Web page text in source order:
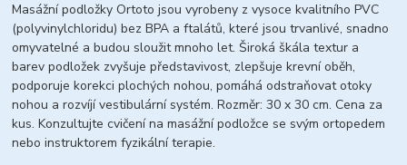
Masážní podložky Ortoto jsou vyrobeny z vysoce kvalitního PVC
(polyvinylchloridu) bez BPA a ftalátů, které jsou trvanlivé, snadno
omyvatelné a budou sloužit mnoho let. Široká škála textur a
barev podložek zvyšuje představivost, zlepšuje krevní oběh,
podporuje korekci plochých nohou, pomáhá odstraňovat otoky
nohou a rozvíjí vestibulární systém. Rozměr: 30 x 30 cm. Cena za
kus. Konzultujte cvičení na masážní podložce se svým ortopedem
nebo instruktorem fyzikální terapie.